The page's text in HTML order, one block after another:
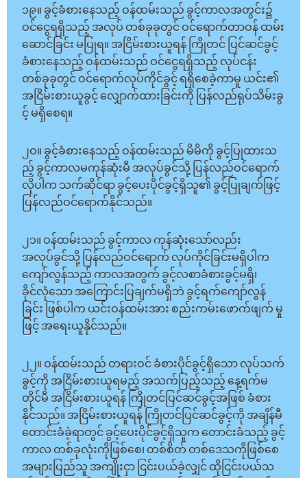
၁၉။ ခွင့်ခံစားနေသည့် ဝန်ထမ်းသည် ခွင့်ကာလအတွင်း၌
ဝင်ငွေရရှိသည့် အလုပ် တစ်ခုခုတွင် ဝင်ရောက်တာဝန် ထမ်း
ဆောင်ခြင်း မပြုရ။ အငြိမ်းစားယူရန် ကြိုတင် ပြင်ဆင်ခွင့်
ခံစားနေသည့် ဝန်ထမ်းသည် ဝင်ငွေရရှိသည့် လုပ်ငန်း
တစ်ခုခုတွင် ဝင်ရောက်လုပ်ကိုင်ခွင့် ရရှိစေခဲ့ကာမူ ယင်း၏
အငြိမ်းစားယူခွင့် လျှောက်ထားခြင်းကို ပြန်လည်ရုပ်သိမ်းခွ
င့် မရှိစေရ။
၂ဝ။ ခွင့်ခံစားနေသည့် ဝန်ထမ်းသည် မိမိကို ခွင့်ပြုထားသ
ည့် ခွင့်ကာလမကုန်ဆုံးမီ အလုပ်ခွင်သို့ ပြန်လည်ဝင်ရောက်
လိုပါက သက်ဆိုင်ရာ ခွင့်ပေးပိုင်ခွင့်ရှိသူ၏ ခွင့်ပြုချက်ဖြင့်
ပြန်လည်ဝင်ရောက်နိုင်သည်။
၂၁။ ဝန်ထမ်းသည် ခွင့်ကာလ ကုန်ဆုံးသော်လည်း
အလုပ်ခွင်သို့ ပြန်လည်ဝင်ရောက် လုပ်ကိုင်ခြင်းမရှိပါက
ကျော်လွန်သည့် ကာလအတွက် ခွင့်လစာခံစားခွင့်မရှိ၊
ခိုင်လုံသော အကြောင်းပြချက်မရှိဘဲ ခွင့်ရက်ကျော်လွန်
ခြင်း ဖြစ်ပါက ယင်းဝန်ထမ်းအား စည်းကမ်းဖောက်ဖျက် မှု
ဖြင့် အရေးယူနိုင်သည်။
၂၂။ ဝန်ထမ်းသည် တရားဝင် ခံစားပိုင်ခွင့်ရှိသော လုပ်သက်
ခွင့်ကို အငြိမ်းစားယူရမည့် အသက်ပြည့်သည့် နေ့ရက်မ
တိုင်မီ အငြိမ်းစားယူရန် ကြိုတင်ပြင်ဆင်ခွင့်အဖြစ် ခံစား
နိုင်သည်။ အငြိမ်းစားယူရန် ကြိုတင်ပြင်ဆင်ခွင့်ကို အချိန်မီ
တောင်းခံခဲ့ရာတွင် ခွင့်ပေးပိုင်ခွင့်ရှိသူက တောင်းခံသည့် ခွင့်
ကာလ တစ်ခုလုံးကိုဖြစ်စေ၊ တစ်စိတ် တစ်ဒေသကိုဖြစ်စေ
အများပြည်သူ အကျိုးငှာ ငြင်းပယ်ခဲ့လျှင် ထိုငြင်းပယ်သ